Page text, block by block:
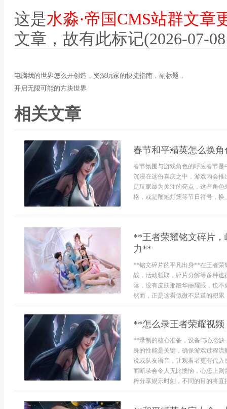
这是水淼·帝国CMS站群文章
文章，故有此标记(2026-07-
电脑我的世界怎么开创造，资深玩家的快捷指南，副标题，
开启无限可能的方块世界
相关文章
春节和平精英怎么换
春节氛围与游戏角色的呼应春节
沉浸在这份喜庆之中，游戏内会
是玩家最为关注的亮点，这些角
格，或是鞭炮灯笼等节日符号，
**王者荣耀铭文碎片
力**
**铭文碎片的平凡出身**在王者荣
战，活动领取，碎片分解等多种
落，没有皮肤那般华丽耀眼，也
然而，正是这看似微不足道的积累
**怎么录王者荣耀视
**录制的核心准备，设备与心态
身的性能是关键，确保游戏过程
说或队友语音，让观看者更有代
而断录会令人无比懊恼，心态上
粹分享娱乐时刻，不同的目的将直